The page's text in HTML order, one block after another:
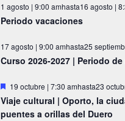
1 agosto | 9:00 amhasta16 agosto |
Periodo vacaciones
17 agosto | 9:00 amhasta25
Curso 2026-2027 | Periodo
Destacado
19 octubre | 7:30 amhasta23
Viaje cultural | Oporto, la
puentes a orillas del Duero